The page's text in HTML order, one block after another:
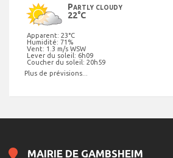
Partly cloudy
22°C
Apparent: 23°C
Humidité: 71%
Vent: 1.3 m/s WSW
Lever du soleil: 6h09
Coucher du soleil: 20h59
Plus de prévisions...
MAIRIE DE GAMBSHEIM